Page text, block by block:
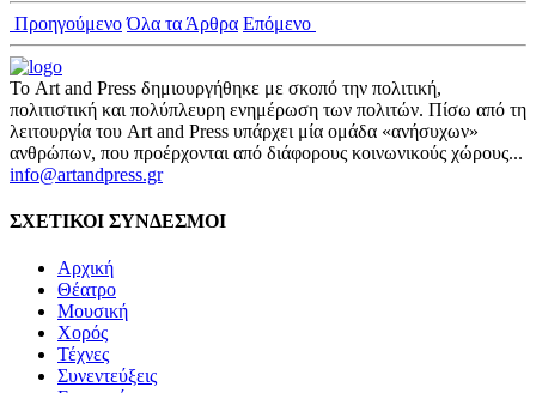
Προηγούμενο Όλα τα Άρθρα Επόμενο
Το Art and Press δημιουργήθηκε με σκοπό την πολιτική,
πολιτιστική και πολύπλευρη ενημέρωση των πολιτών. Πίσω από τη
λειτουργία του Art and Press υπάρχει μία ομάδα «ανήσυχων»
ανθρώπων, που προέρχονται από διάφορους κοινωνικούς χώρους...
info@artandpress.gr
ΣΧΕΤΙΚΟΙ ΣΥΝΔΕΣΜΟΙ
Αρχική
Θέατρο
Μουσική
Χορός
Τέχνες
Συνεντεύξεις